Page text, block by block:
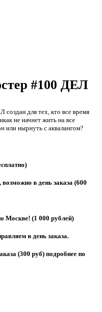
#100 ДЕЛ
для тех, кто все время
не начнет жить на все
или нырнуть с аквалангом?
в день заказа (600
Москве! (1 000 рублей)
в день заказа.
(300 руб) подробнее по